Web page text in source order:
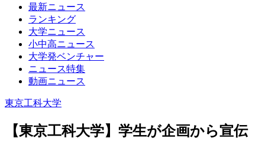
最新ニュース
ランキング
大学ニュース
小中高ニュース
大学発ベンチャー
ニュース特集
動画ニュース
東京工科大学
【東京工科大学】学生が企画から宣伝